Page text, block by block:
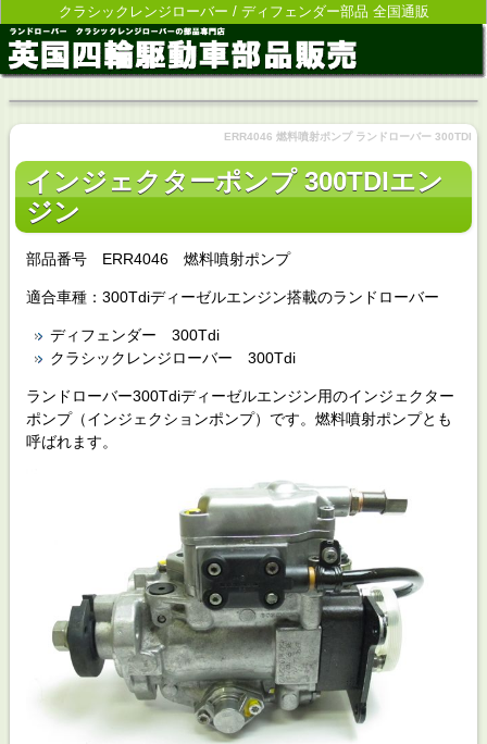
クラシックレンジローバー / ディフェンダー部品 全国通販
ERR4046 燃料噴射ポンプ ランドローバー 300TDI
インジェクターポンプ 300TDIエン
ジン
部品番号 ERR4046 燃料噴射ポンプ
適合車種：300Tdiディーゼルエンジン搭載のランドローバー
ディフェンダー 300Tdi
クラシックレンジローバー 300Tdi
ランドローバー300Tdiディーゼルエンジン用のインジェクター
ポンプ（インジェクションポンプ）です。燃料噴射ポンプとも
呼ばれます。